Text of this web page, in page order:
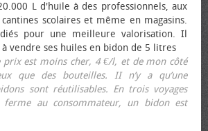
L d'huile à des professionnels, aux
scolaires et même en magasins.
pour une meilleure valorisation. Il
vendre ses huiles en bidon de 5 litres
prix est moins cher, 4 €/l, et de mon côté
que des bouteilles. II n’y a qu’une
sont réutilisables. En trois voyages
au consommateur, un bidon est